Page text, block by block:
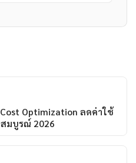
Cost Optimization ลดค่าใช้
มบูรณ์ 2026